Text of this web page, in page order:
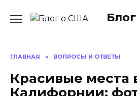
ГЛАВНАЯ » ВОПРОСЫ И ОТВЕТЫ
Красивые места
Калифорнии: